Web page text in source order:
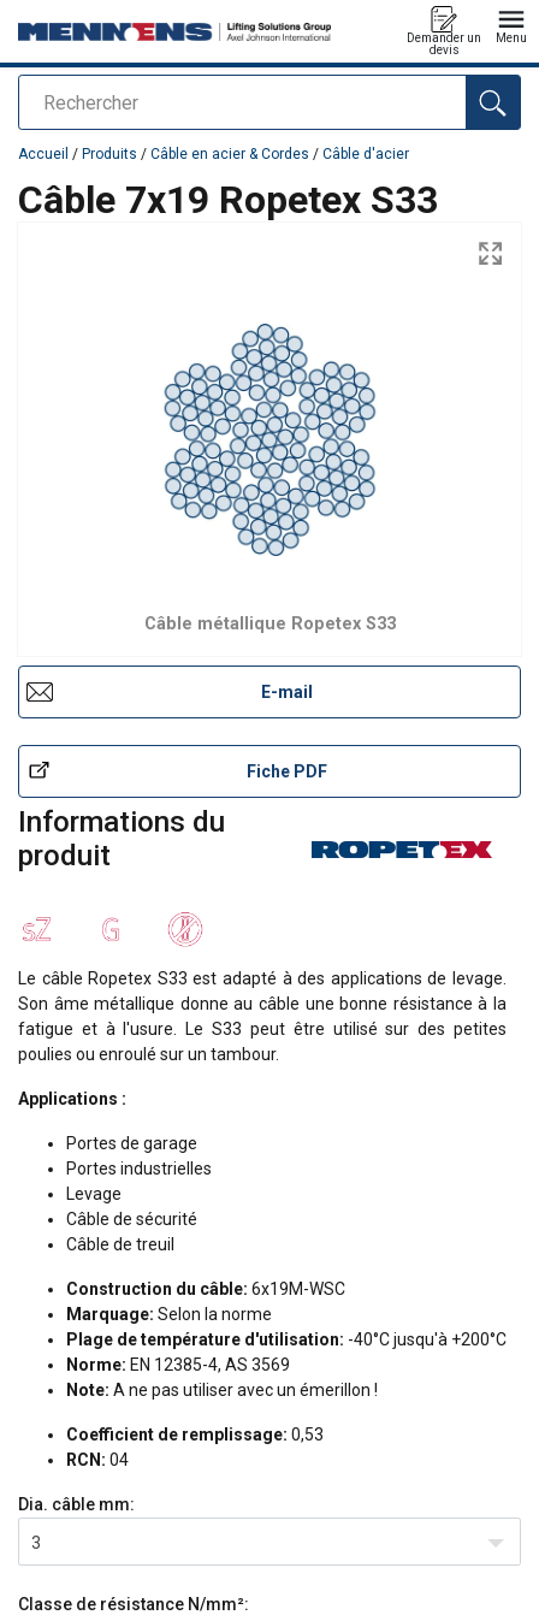
Rechercher
Demander un
devis
Menu
Ajouté au panier
Accueil / Produits / Câble en acier & Cordes / Câble d'acier
Câble 7x19 Ropetex S33
Câble métallique Ropetex S33
E-mail
Fiche PDF
Informations du
produit
Le câble Ropetex S33 est adapté à des applications de levage.
Son âme métallique donne au câble une bonne résistance à la
fatigue et à l'usure. Le S33 peut être utilisé sur des petites
poulies ou enroulé sur un tambour.
Applications :
Portes de garage
Portes industrielles
Levage
Câble de sécurité
Câble de treuil
Construction du câble: 6x19M-WSC
Marquage: Selon la norme
Plage de température d'utilisation: -40°C jusqu'à +200°C
Norme: EN 12385-4, AS 3569
Note: A ne pas utiliser avec un émerillon !
Coefficient de remplissage: 0,53
RCN: 04
Dia. câble mm:
3
Classe de résistance N/mm²: